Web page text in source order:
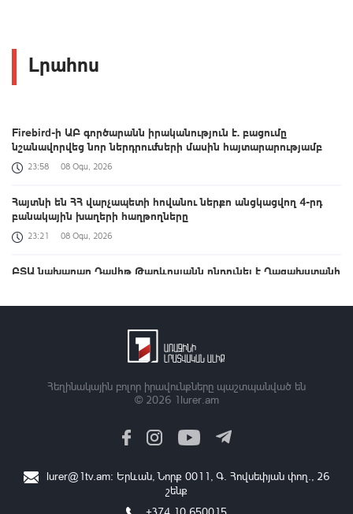
Լրահոս
Firebird-ի ԱԲ գործարանն իրականություն է. բացումը
նշանավորվեց նոր ներդրումների մասին հայտարարությամբ
23:58 08 Օգս, 2026
Հայտնի են ՀՀ վարչապետի հովանու ներքո անցկացվող 4-րդ
բանակային խաղերի հաղթողները
23:21 08 Օգս, 2026
ԲՏԱ նախարար Դավիթ Թադևոսյանն ընդունել է Ղազախստանի
22:54 08 Օգս, 2026
Համաշխարհային օվկիանոսի մակերևութային ջերմաստիճանը
հուլիսին ռեկորդային է եղել․ Լևոն Ազիզյան
ՆԳՆ թիմը ռեկորդներ է սահմանել բանակային խաղերում
Հեղինակային բոլոր իրավունքները պաշտպանված են
© 2026 1lurer.am
lurer@1tv.am։ Երևան, Նորք 0011, Գ․ Հովսեփյան փող., 26
շենք
+374 10 650015